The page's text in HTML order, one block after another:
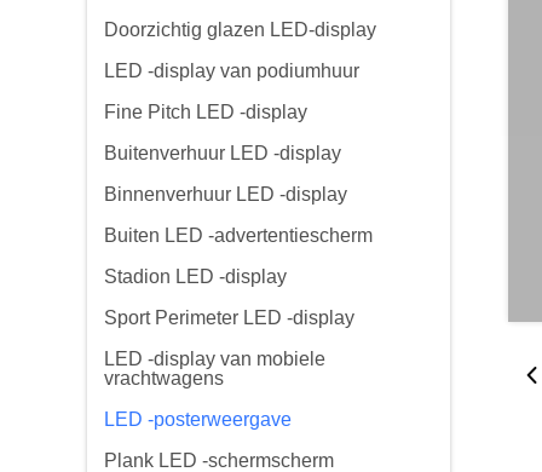
Doorzichtig glazen LED-display
LED -display van podiumhuur
Fine Pitch LED -display
Buitenverhuur LED -display
Binnenverhuur LED -display
Buiten LED -advertentiescherm
Stadion LED -display
Sport Perimeter LED -display
LED -display van mobiele
vrachtwagens
LED -posterweergave
Plank LED -schermscherm